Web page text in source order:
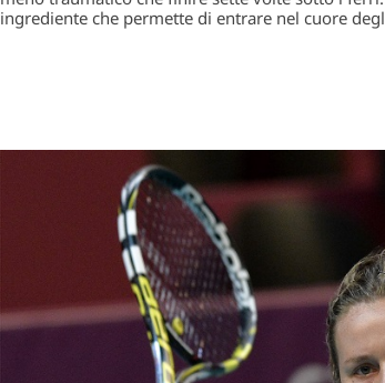
ingrediente che permette di entrare nel cuore